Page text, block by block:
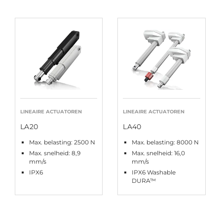
LINEAIRE ACTUATOREN
LA20
Max. belasting: 2500 N
Max. snelheid: 8,9
mm/s
IPX6
LINEAIRE ACTUATOREN
LA40
Max. belasting: 8000 N
Max. snelheid: 16,0
mm/s
IPX6 Washable
DURA™